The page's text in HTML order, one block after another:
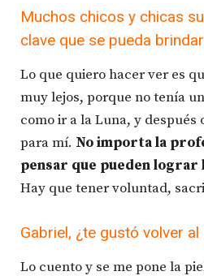
Muchos chicos y chicas
clave que se pueda
Lo que quiero hacer ver es
muy lejos, porque no tenía
como ir a la Luna, y
para mí. No importa la
pensar que pueden lograr
Hay que tener voluntad,
Gabriel, ¿te gustó volver
Lo cuento y se me pone la